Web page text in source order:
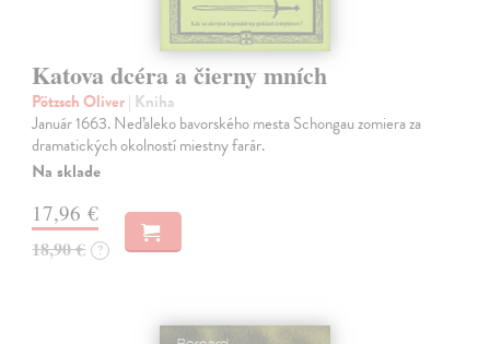
Katova dcéra a čierny mních
Pötzsch Oliver| Kniha
Január 1663. Neďaleko bavorského mesta Schongau zomiera za
dramatických okolností miestny farár.
Na sklade
17,96 €
18,90 € ?